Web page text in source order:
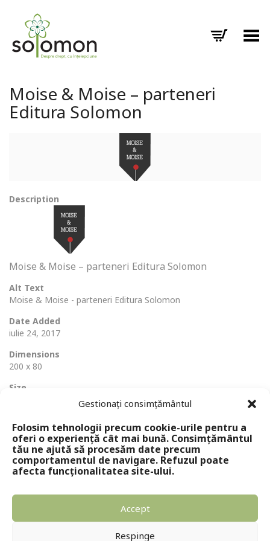
Gestionați consimțământul
Folosim tehnologii precum cookie-urile pentru a
oferi o experiență cât mai bună. Consimțământul
tău ne ajută să procesăm date precum
comportamentul de navigare. Refuzul poate
afecta funcționalitatea site-ului.
Accept
Respinge
Toggle Menu
Moise & Moise – parteneri
Editura Solomon
Description
Moise & Moise – parteneri Editura Solomon
Alt Text
Moise & Moise - parteneri Editura Solomon
Date Added
iulie 24, 2017
Dimensions
200 x 80
Size